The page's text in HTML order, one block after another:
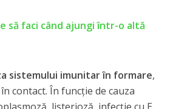
să faci când ajungi într-o altă
sistemului imunitar în formare,
contact. În funcţie de cauza